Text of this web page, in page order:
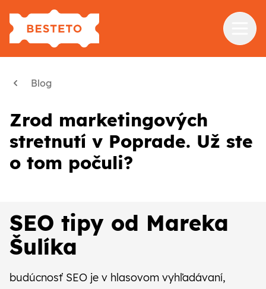
Referencie
Blog
Blog
Zrod marketingových
stretnutí v Poprade. Už ste
o tom počuli?
SEO tipy od Mareka
Šulíka
budúcnosť SEO je v hlasovom vyhľadávaní,